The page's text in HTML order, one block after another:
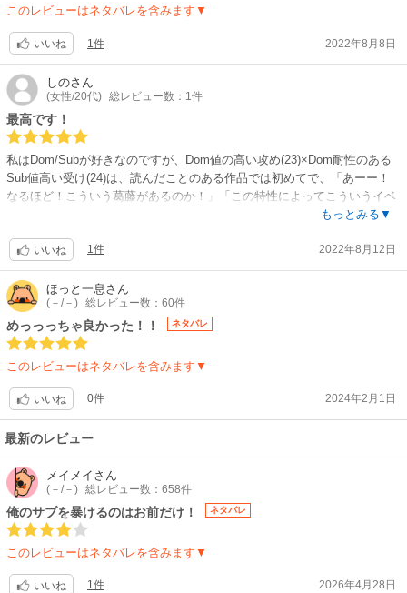
このレビューはネタバレを含みます▼
いいね 1件 2022年8月8日
しのさん
(女性/20代) 総レビュー数：1件
最高です！
私はDom/Subが好きなのですが、Dom値の高い攻め(23)×Dom耐性のある
Sub値高い受け(24)は、読んだことのある作品では初めてで、「あーー！
なるほど！こういう葛藤があるのか！」「この特性によってこういうイベ
そこが逆にダイナミクス関係なく惹かれてあってる〜って感じで非常に良
いです。(しっかりエロも読めます。)
あとは、とにかく絵が美しいです。先生のイラストがあまりにも綺麗なの
で、何度も読むのを中断して筆の流れを楽しんでしまいました。特に朱来
君の瞳がお気に入りです。
(((((巴さんの！！スピンオフを心の底から期待しています！！！)))))
参考にならない感想ですみません…
最高に素敵な作品をありがとうございます。
もっとみる▼
いいね 1件 2022年8月12日
ほっと一息 さん
(－/－) 総レビュー数：60件
めっっっちゃ良かった！！ ネタバレ
このレビューはネタバレを含みます▼
いいね 0件 2024年2月1日
最新のレビュー
メイメイ さん
(－/－) 総レビュー数：658件
俺のサブを暴けるのはお前だけ！ ネタバレ
このレビューはネタバレを含みます▼
いいね 1件 2026年4月28日